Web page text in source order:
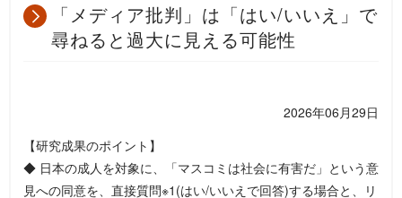
「メディア批判」は「はい/いいえ」で
尋ねると過大に見える可能性
2026年06月29日
【研究成果のポイント】
◆ 日本の成人を対象に、「マスコミは社会に有害だ」という意
見への同意を、直接質問※1(はい/いいえで回答)する場合と、リ